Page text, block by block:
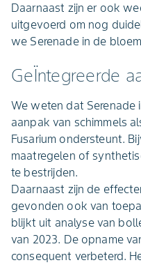
Daarnaast zijn er ook
uitgevoerd om nog
we Serenade in de
GeÏntegreerde
We weten dat Serenade
aanpak van schimmels
Fusarium ondersteunt.
maatregelen of
te bestrijden.
Daarnaast zijn de
gevonden ook van
blijkt uit analyse van
van 2023. De opname
consequent verbeterd.